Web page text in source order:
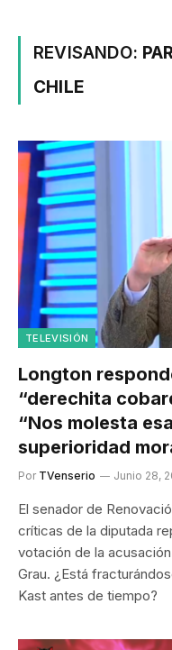
REVISANDO:
CHILE
TELEVISIÓN
Longton
“derechita
“Nos molesta
superioridad
Por TVenserio Junio 28,
El senador de
críticas de la diputada
votación de la
Grau. ¿Está
Kast antes de tiempo?